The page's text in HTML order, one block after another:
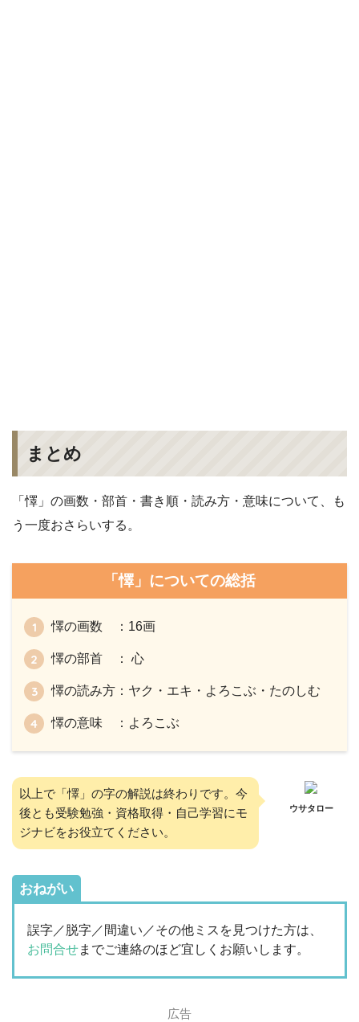
まとめ
「懌」の画数・部首・書き順・読み方・意味について、も
う一度おさらいする。
「懌」についての総括
懌の画数 ：16画
懌の部首 ： 心
懌の読み方：ヤク・エキ・よろこぶ・たのしむ
懌の意味 ：よろこぶ
以上で「懌」の字の解説は終わりです。今
後とも受験勉強・資格取得・自己学習にモ
ジナビをお役立てください。
ウサタロー
おねがい
誤字／脱字／間違い／その他ミスを見つけた方は、
お問合せまでご連絡のほど宜しくお願いします。
広告